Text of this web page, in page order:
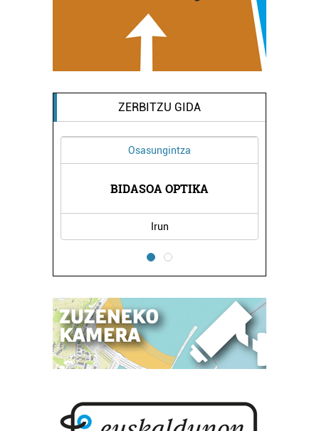
ZERBITZU GIDA
Osasungintza
BIDASOA OPTIKA
Irun